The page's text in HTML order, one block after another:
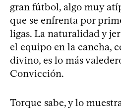
gran fútbol, algo muy
que se enfrenta por
ligas. La naturalidad y
el equipo en la cancha,
divino, es lo más
Convicción.
Torque sabe, y lo